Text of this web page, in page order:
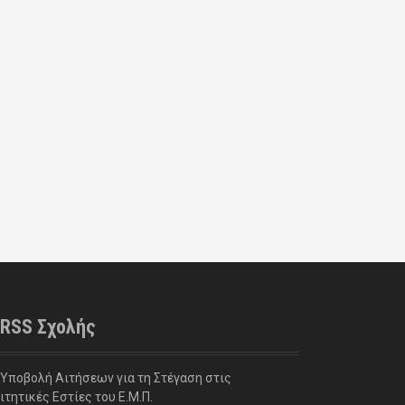
RSS Σχολής
Υποβολή Αιτήσεων για τη Στέγαση στις
Εστίες του Ε.Μ.Π.